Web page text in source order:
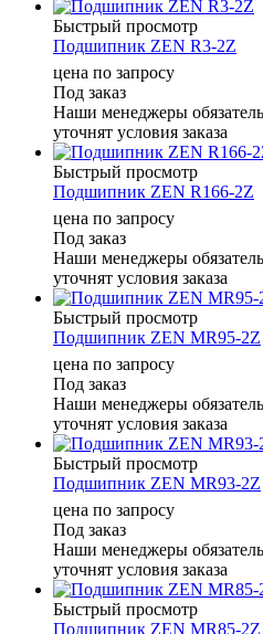
Быстрый просмотр
Подшипник ZEN R3-2Z
цена по запросу
Под заказ
Наши менеджеры
уточнят условия заказа
Быстрый просмотр
Подшипник ZEN R166-2Z
цена по запросу
Под заказ
Наши менеджеры
уточнят условия заказа
Быстрый просмотр
Подшипник ZEN MR95-2Z
цена по запросу
Под заказ
Наши менеджеры
уточнят условия заказа
Быстрый просмотр
Подшипник ZEN MR93-2Z
цена по запросу
Под заказ
Наши менеджеры
уточнят условия заказа
Быстрый просмотр
Подшипник ZEN MR85-2Z